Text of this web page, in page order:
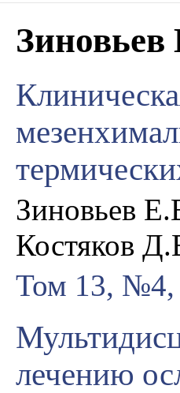
Зиновьев
Зиновьев
Костяков
Том 13, №4,
лечению